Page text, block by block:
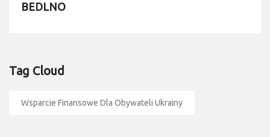
BEDLNO
Tag Cloud
Wsparcie Finansowe Dla Obywateli Ukrainy